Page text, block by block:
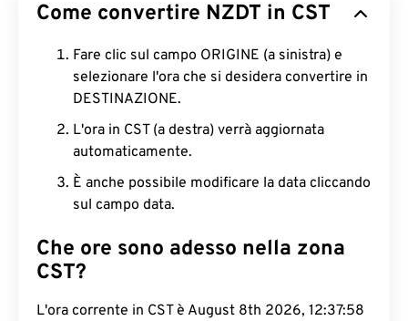
Come convertire NZDT in CST
Fare clic sul campo ORIGINE (a sinistra) e
selezionare l'ora che si desidera convertire in
DESTINAZIONE.
L'ora in CST (a destra) verrà aggiornata
automaticamente.
È anche possibile modificare la data cliccando
sul campo data.
Che ore sono adesso nella zona
CST?
L'ora corrente in CST è August 8th 2026, 12:37:59